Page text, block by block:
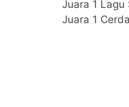
Juara 1 Lagu
Juara 1